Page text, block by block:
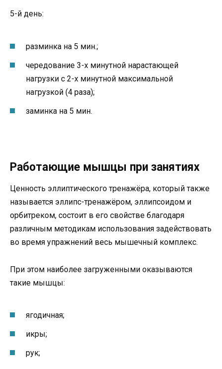
5-й день:
разминка на 5 мин.;
чередование 3-х минутной нарастающей
нагрузки с 2-х минутной максимальной
нагрузкой (4 раза);
заминка на 5 мин.
Работающие мышцы при занятиях
Ценность эллиптического тренажёра, который также
называется эллипс-тренажёром, эллипсоидом и
орбитреком, состоит в его свойстве благодаря
различным методикам использования задействовать
во время упражнений весь мышечный комплекс.
При этом наиболее загруженными оказываются
такие мышцы:
ягодичная;
икры;
рук;